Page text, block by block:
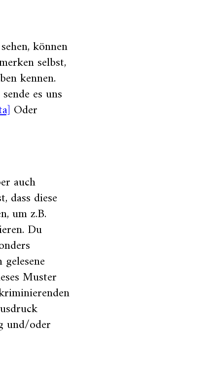
können
selbst,
kennen.
es uns
Oder
auch
dass diese
um z.B.
Du
Muster
und/oder